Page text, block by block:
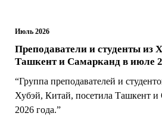
Июль 2026
Преподаватели и студенты из
Ташкент и Самарканд в июле
“Группа преподавателей и
Хубэй, Китай, посетила Ташкент
2026 года.”